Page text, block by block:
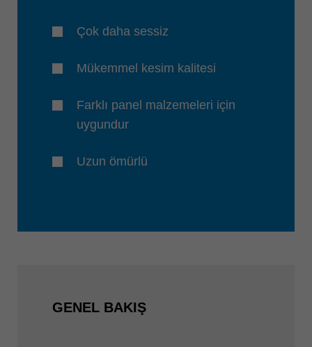
Çok daha sessiz
Mükemmel kesim kalitesi
Farklı panel malzemeleri için
uygundur
Uzun ömürlü
GENEL BAKIŞ